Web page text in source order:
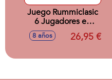
Juego Rummiclasic
6 Jugadores en
caja de Metal.
8 años 26,95 €